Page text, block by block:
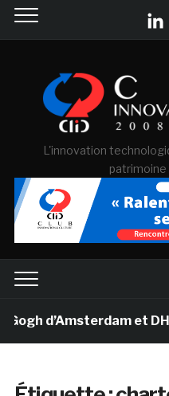
L'innovation
patrimoine
d’Amsterdam et DHL